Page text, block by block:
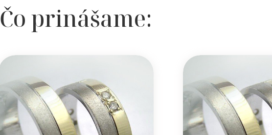
Čo prinášame: